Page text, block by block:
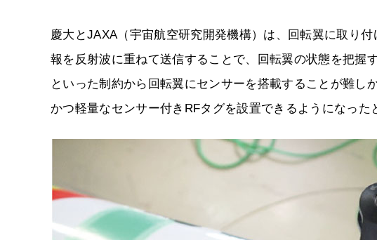
慶大とJAXA（宇宙航空研究開発機構）は、回転翼に取り
報を反射波に重ねて送信することで、回転翼の状態を把握
といった制約から回転翼にセンサーを搭載することが難し
かつ軽量なセンサー付きRFタグを設置できるようになった